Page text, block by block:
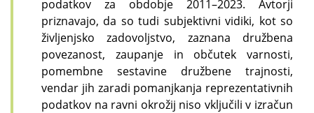
podatkov za obdobje 2011–2023. Avtorji
priznavajo, da so tudi subjektivni vidiki, kot so
življenjsko zadovoljstvo, zaznana družbena
povezanost, zaupanje in občutek varnosti,
pomembne sestavine družbene trajnosti,
vendar jih zaradi pomanjkanja reprezentativnih
podatkov na ravni okrožij niso vključili v izračun